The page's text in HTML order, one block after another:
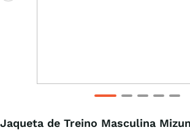
Jaqueta de Treino Masculina